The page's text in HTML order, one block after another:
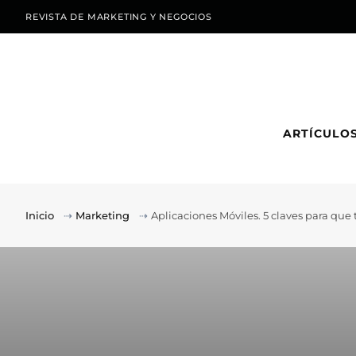
REVISTA DE MARKETING Y NEGOCIOS
Inicio ⇢ Marketing ⇢ Aplicaciones Móviles. 5 claves para